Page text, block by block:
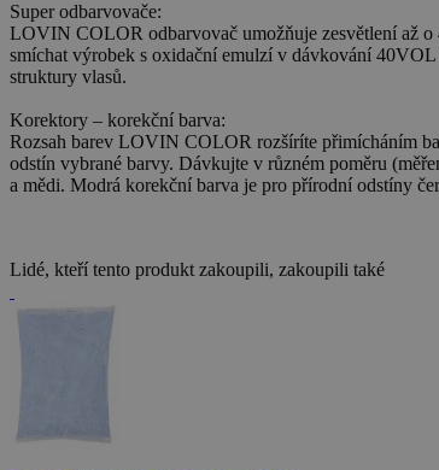
Super odbarvovače:
LOVIN COLOR odbarvovač umožňuje zesvětlení až o
smíchat výrobek s oxidační emulzí v dávkování
struktury vlasů.
Korektory – korekční barva:
Rozsah barev LOVIN COLOR rozšíríte přimícháním
odstín vybrané barvy. Dávkujte v různém poměru
a mědi. Modrá korekční barva je pro přírodní odstíny
Lidé, kteří tento produkt zakoupili, zakoupili také